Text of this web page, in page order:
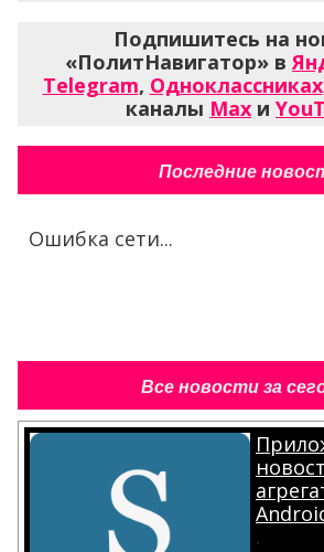
Подпишитесь на
«ПолитНавигатор» в
Telegram, Одноклассниках
каналы Max и
Последние
Ошибка сети...
Все новости за
.